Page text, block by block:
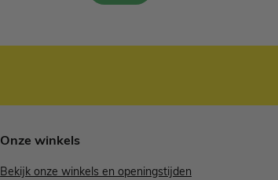
Onze winkels
Bekijk onze winkels en openingstijden